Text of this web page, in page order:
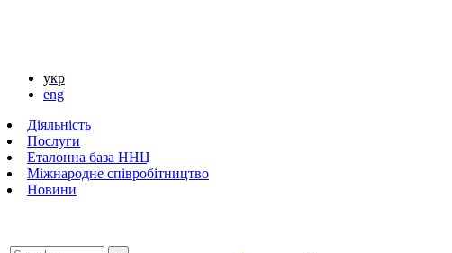
укр
eng
Діяльність
Послуги
Еталонна база ННЦ
Міжнародне співробітництво
Новини